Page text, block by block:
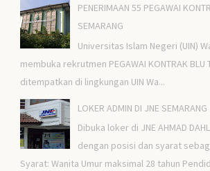
PENERIMAAN 55 PEGAWAI
SEMARANG
Universitas Islam Negeri (UIN)
membuka rekrutmen PEGAWAI KONTRAK BLU
ditempatkan di lingkungan UIN Wa...
LOKER ADMIN DI JNE SEMARANG
Dibuka loker di JNE AHMAD
dengan posisi dan syarat
Syarat: Wanita Umur maksimal 28 tahun